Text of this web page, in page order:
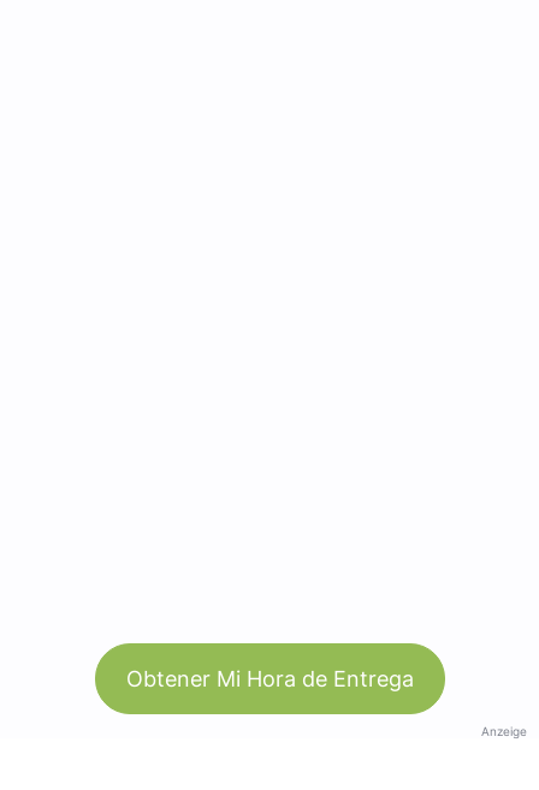
Obtener Mi Hora de Entrega
Anzeige